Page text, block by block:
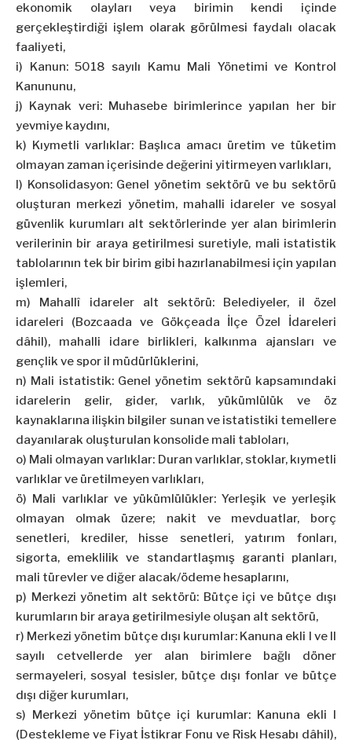
ekonomik olayları veya birimin kendi içinde
gerçekleştirdiği işlem olarak görülmesi faydalı olacak
faaliyeti,
i) Kanun: 5018 sayılı Kamu Mali Yönetimi ve Kontrol
Kanununu,
j) Kaynak veri: Muhasebe birimlerince yapılan her bir
yevmiye kaydını,
k) Kıymetli varlıklar: Başlıca amacı üretim ve tüketim
olmayan zaman içerisinde değerini yitirmeyen varlıkları,
l) Konsolidasyon: Genel yönetim sektörü ve bu sektörü
oluşturan merkezi yönetim, mahalli idareler ve sosyal
güvenlik kurumları alt sektörlerinde yer alan birimlerin
verilerinin bir araya getirilmesi suretiyle, mali istatistik
tablolarının tek bir birim gibi hazırlanabilmesi için yapılan
işlemleri,
m) Mahallî idareler alt sektörü: Belediyeler, il özel
idareleri (Bozcaada ve Gökçeada İlçe Özel İdareleri
dâhil), mahalli idare birlikleri, kalkınma ajansları ve
gençlik ve spor il müdürlüklerini,
n) Mali istatistik: Genel yönetim sektörü kapsamındaki
idarelerin gelir, gider, varlık, yükümlülük ve öz
kaynaklarına ilişkin bilgiler sunan ve istatistiki temellere
dayanılarak oluşturulan konsolide mali tabloları,
o) Mali olmayan varlıklar: Duran varlıklar, stoklar, kıymetli
varlıklar ve üretilmeyen varlıkları,
ö) Mali varlıklar ve yükümlülükler: Yerleşik ve yerleşik
olmayan olmak üzere; nakit ve mevduatlar, borç
senetleri, krediler, hisse senetleri, yatırım fonları,
sigorta, emeklilik ve standartlaşmış garanti planları,
mali türevler ve diğer alacak/ödeme hesaplarını,
p) Merkezi yönetim alt sektörü: Bütçe içi ve bütçe dışı
kurumların bir araya getirilmesiyle oluşan alt sektörü,
r) Merkezi yönetim bütçe dışı kurumlar: Kanuna ekli I ve II
sayılı cetvellerde yer alan birimlere bağlı döner
sermayeleri, sosyal tesisler, bütçe dışı fonlar ve bütçe
dışı diğer kurumları,
s) Merkezi yönetim bütçe içi kurumlar: Kanuna ekli I
(Destekleme ve Fiyat İstikrar Fonu ve Risk Hesabı dâhil),